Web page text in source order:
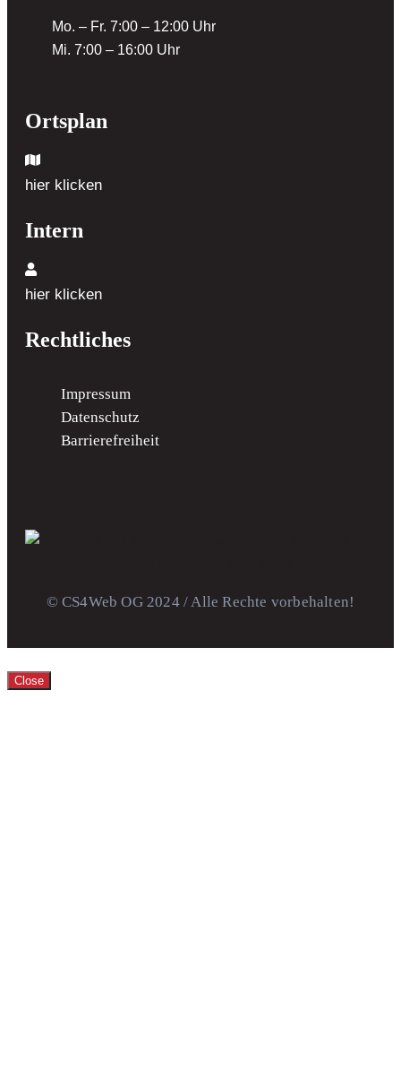
Mo. – Fr. 7:00 – 12:00 Uhr
Mi. 7:00 – 16:00 Uhr
Ortsplan
hier klicken
Intern
hier klicken
Rechtliches
Impressum
Datenschutz
Barrierefreiheit
© CS4Web OG 2024 / Alle Rechte vorbehalten!
Close